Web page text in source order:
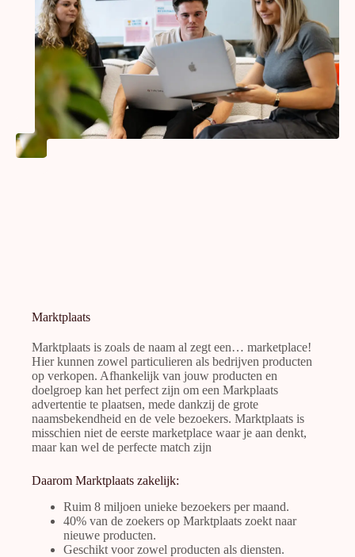
Marktplaats
Marktplaats is zoals de naam al zegt een… marketplace!
Hier kunnen zowel particulieren als bedrijven producten
op verkopen. Afhankelijk van jouw producten en
doelgroep kan het perfect zijn om een Markplaats
advertentie te plaatsen, mede dankzij de grote
naamsbekendheid en de vele bezoekers. Marktplaats is
misschien niet de eerste marketplace waar je aan denkt,
maar kan wel de perfecte match zijn
Daarom Marktplaats zakelijk:
Ruim 8 miljoen unieke bezoekers per maand.
40% van de zoekers op Marktplaats zoekt naar
nieuwe producten.
Geschikt voor zowel producten als diensten.